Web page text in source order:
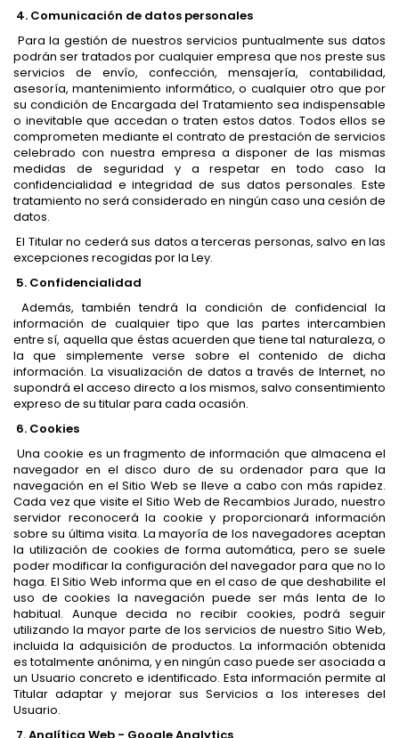
4. Comunicación de datos personales
Para la gestión de nuestros servicios puntualmente sus datos
podrán ser tratados por cualquier empresa que nos preste sus
servicios de envío, confección, mensajería, contabilidad,
asesoría, mantenimiento informático, o cualquier otro que por
su condición de Encargada del Tratamiento sea indispensable
o inevitable que accedan o traten estos datos. Todos ellos se
comprometen mediante el contrato de prestación de servicios
celebrado con nuestra empresa a disponer de las mismas
medidas de seguridad y a respetar en todo caso la
confidencialidad e integridad de sus datos personales. Este
tratamiento no será considerado en ningún caso una cesión de
datos.
El Titular no cederá sus datos a terceras personas, salvo en las
excepciones recogidas por la Ley.
5. Confidencialidad
Además, también tendrá la condición de confidencial la
información de cualquier tipo que las partes intercambien
entre sí, aquella que éstas acuerden que tiene tal naturaleza, o
la que simplemente verse sobre el contenido de dicha
información. La visualización de datos a través de Internet, no
supondrá el acceso directo a los mismos, salvo consentimiento
expreso de su titular para cada ocasión.
6. Cookies
Una cookie es un fragmento de información que almacena el
navegador en el disco duro de su ordenador para que la
navegación en el Sitio Web se lleve a cabo con más rapidez.
Cada vez que visite el Sitio Web de Recambios Jurado, nuestro
servidor reconocerá la cookie y proporcionará información
sobre su última visita. La mayoría de los navegadores aceptan
la utilización de cookies de forma automática, pero se suele
poder modificar la configuración del navegador para que no lo
haga. El Sitio Web informa que en el caso de que deshabilite el
uso de cookies la navegación puede ser más lenta de lo
habitual. Aunque decida no recibir cookies, podrá seguir
utilizando la mayor parte de los servicios de nuestro Sitio Web,
incluida la adquisición de productos. La información obtenida
es totalmente anónima, y en ningún caso puede ser asociada a
un Usuario concreto e identificado. Esta información permite al
Titular adaptar y mejorar sus Servicios a los intereses del
Usuario.